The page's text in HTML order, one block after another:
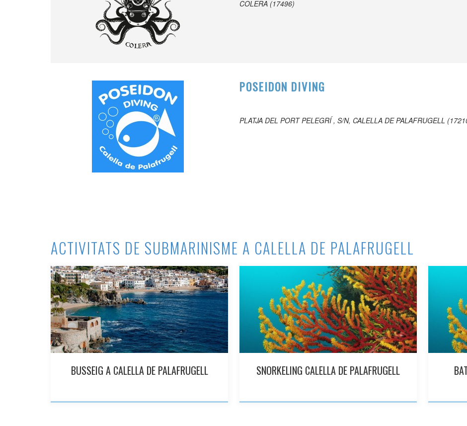
COLERA (17496)
POSEIDON DIVING
PLATJA DEL PORT PELEGRÍ , S/N, CALELLA DE PALAFRUGELL
ACTIVITATS DE SUBMARINISME A CALELLA DE PALAFRUGELL
BUSSEIG A CALELLA DE PALAFRUGELL SNORKELING CALELLA DE PALAFRUGELL